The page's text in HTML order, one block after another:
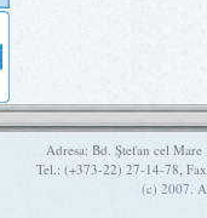
Adresa: Bd. Ştefan cel
Tel.: (+373-22) 27-14-78,
(c) 2007.